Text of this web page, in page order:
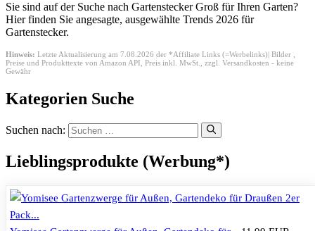
Sie sind auf der Suche nach Gartenstecker Groß für Ihren Garten?
Hier finden Sie angesagte, ausgewählte Trends 2026 für
Gartenstecker.
Hinweis: Letzte Aktualisierung am 7.08.2026 der *Affiliate Links (=Werbelinks)| Bilder ,
Preise und Produkttexte von Amazon API, Preis inkl. MwSt., zzgl. Versandkosten - keine
Gewähr
Kategorien Suche
Suchen nach:
Lieblingsprodukte (Werbung*)